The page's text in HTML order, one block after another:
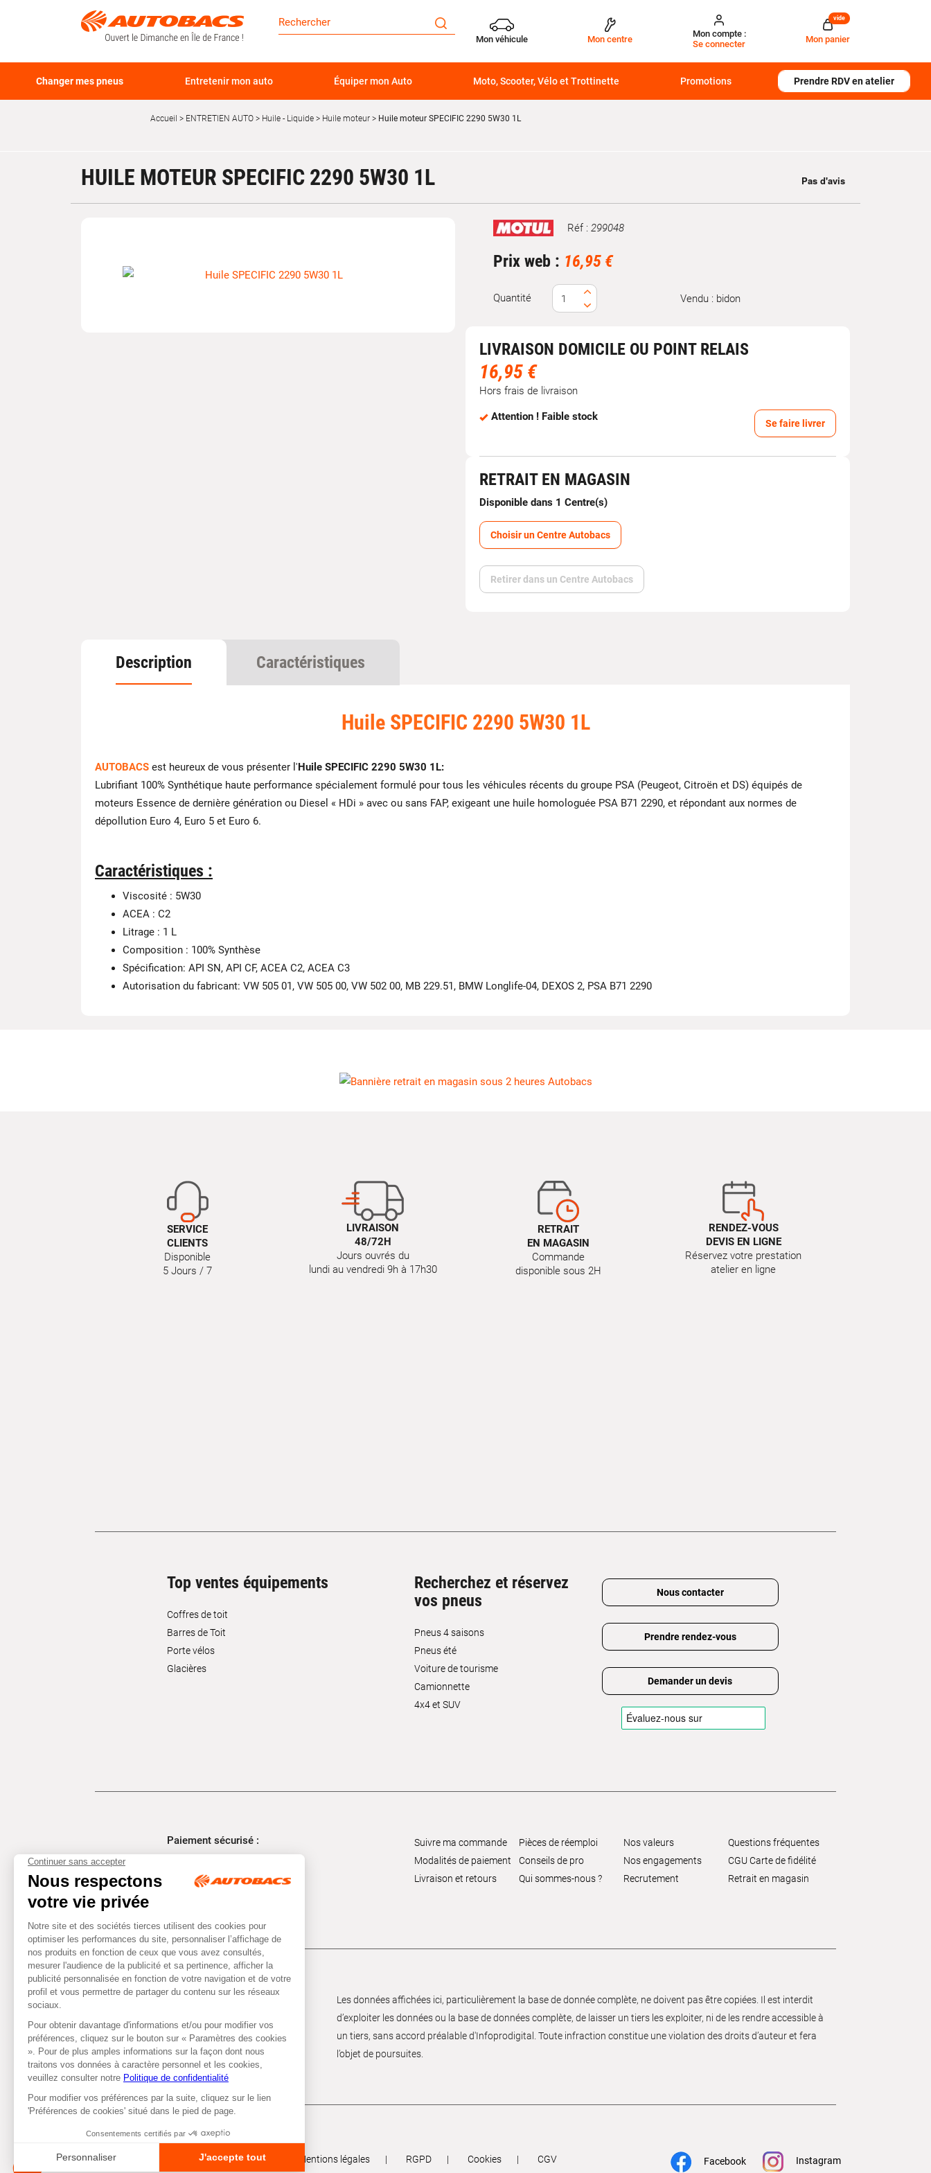
Mon véhicule Mon centre
Mon compte :
Se connecter
Mon panier
vide
Changer mes pneus Entretenir mon auto Équiper mon Auto Moto, Scooter, Vélo et Trottinette Promotions Prendre RDV en atelier
Accueil ENTRETIEN AUTO Huile - Liquide Huile moteur Huile moteur SPECIFIC 2290 5W30 1L
HUILE MOTEUR SPECIFIC 2290 5W30 1L
Marque Réf : 299048
Prix web : 16,95 €
Quantité Vendu : bidon
LIVRAISON DOMICILE OU POINT RELAIS
16,95 €
Hors frais de livraison
Attention ! Faible stock
Se faire livrer
RETRAIT EN MAGASIN
Disponible dans 1 Centre(s)
Choisir un Centre Autobacs
Retirer dans un Centre Autobacs
Description Caractéristiques
Huile SPECIFIC 2290 5W30 1L
AUTOBACS est heureux de vous présenter l'Huile SPECIFIC 2290 5W30 1L:
Lubrifiant 100% Synthétique haute performance spécialement formulé pour tous les véhicules récents du groupe PSA (Peugeot, Citroën et DS) équipés de
moteurs Essence de dernière génération ou Diesel « HDi » avec ou sans FAP, exigeant une huile homologuée PSA B71 2290, et répondant aux normes de
dépollution Euro 4, Euro 5 et Euro 6.
Caractéristiques :
Viscosité : 5W30
ACEA : C2
Litrage : 1 L
Composition : 100% Synthèse
Spécification: API SN, API CF, ACEA C2, ACEA C3
Autorisation du fabricant: VW 505 01, VW 505 00, VW 502 00, MB 229.51, BMW Longlife-04, DEXOS 2, PSA B71 2290
SERVICE
CLIENTS
Disponible
5 Jours / 7
LIVRAISON
48/72H
Jours ouvrés du
lundi au vendredi 9h à 17h30
RETRAIT
EN MAGASIN
Commande
disponible sous 2H
RENDEZ-VOUS
DEVIS EN LIGNE
Réservez votre prestation
atelier en ligne
Top ventes équipements
Coffres de toit
Barres de Toit
Porte vélos
Glacières
Recherchez et réservez
vos pneus
Pneus 4 saisons
Pneus été
Voiture de tourisme
Camionnette
4x4 et SUV
Nous contacter
Prendre rendez-vous
Demander un devis
Paiement sécurisé :
Suivre ma commande
Modalités de paiement
Livraison et retours
Pièces de réemploi
Conseils de pro
Qui sommes-nous ?
Nos valeurs
Nos engagements
Recrutement
Questions fréquentes
CGU Carte de fidélité
Retrait en magasin
Les données affichées ici, particulièrement la base de donnée complète, ne doivent pas être copiées. Il est interdit
d’exploiter les données ou la base de données complète, de laisser un tiers les exploiter, ni de les rendre accessible à
un tiers, sans accord préalable d'Infoprodigital. Toute infraction constitue une violation des droits d’auteur et fera
l’objet de poursuites.
Tous droits réservés © Autobacs Mentions légales RGPD Cookies CGV Facebook Instagram